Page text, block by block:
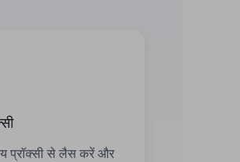
प्रॉक्सी से लैस करें और